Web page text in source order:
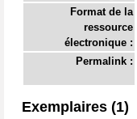
Format de la
ressource
électronique :
Permalink :
Exemplaires (1)